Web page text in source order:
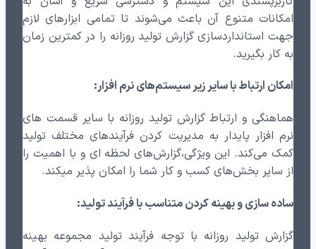
امکانات متنوع آن باعث می‌شوند تا تمامی ابزارهای لازم
جهت استانداردسازی گزارش تولید روزانه را در کمترین زمان
به کار بگیرید.
امکان ارتباط با سایر زیر سیستم‌های نرم افزار:
هماهنگی و ارتباط گزارش تولید روزانه با سایر قسمت های
نرم افزار پایدار به مدیریت کردن فرآیندهای مختلف تولید
کمک می‌کند. این ویژگی،گزارش‌های لحظه ای و با اهمیت را
از سایر بخش‌های کسب و کار شما را امکان پذیر میکند.
ساده سازی و بهینه کردن متناسب با فرآیند تولید:
گزارش تولید روزانه با توجه فرآیند تولید مجموعه بهینه